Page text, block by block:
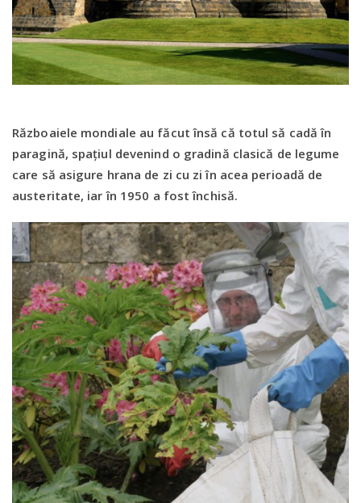
Războaiele mondiale au făcut însă că totul să cadă în
paragină, spațiul devenind o gradină clasică de legume
care să asigure hrana de zi cu zi în acea perioadă de
austeritate, iar în 1950 a fost închisă.